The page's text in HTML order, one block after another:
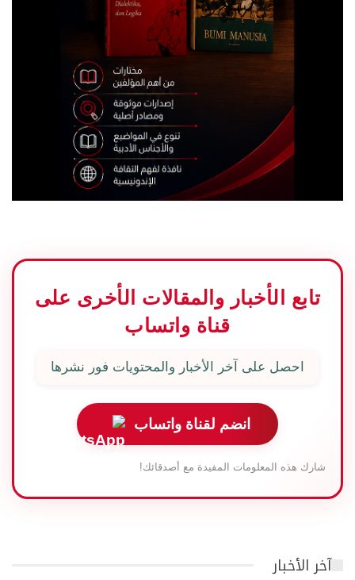
تابع الأخبار والمقالات الأخرى على
قناة واتساب
احصل على آخر الأخبار والمحتويات فور نشرها
انضم لقناة واتساب
شارك هذه المعلومات المفيدة مع أصدقائك!
آخر الأخبار